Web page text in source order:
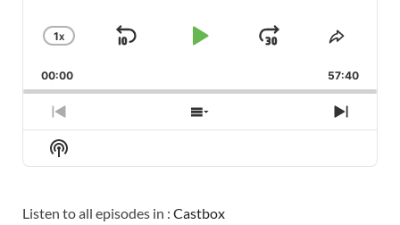
CHANGE
RATE
1X
SKIP
PLAYJUMP
FORWARD
SHARE
00:00 57:40
PREVIOUS
EPISODE
SHOW
EPISODES
NEXT
Show
Podcast
Listen to all episodes in : Castbox